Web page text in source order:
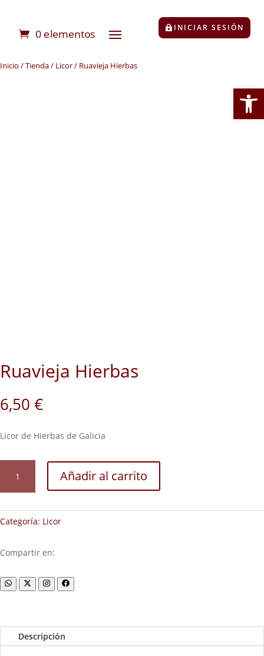
0 elementos INICIAR SESIÓN
Inicio /Tienda/ Licor/ Ruavieja Hierbas
Ruavieja Hierbas
6,50 €
Licor de Hierbas de Galicia
Hierbas
cantidad
Añadir al carrito
Categoría: Licor
Compartir en:
Descripción